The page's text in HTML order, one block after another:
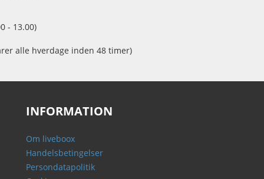
- 13.00)
alle hverdage inden 48 timer)
INFORMATION
Om liveboox
Handelsbetingelser
Persondatapolitik